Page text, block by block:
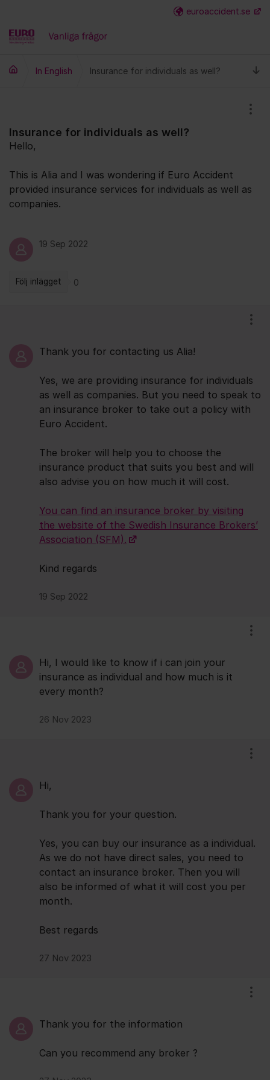
euroaccident.se
In English Insurance for individuals as well?
Insurance for individuals as well?
Hello,
This is Alia and I was wondering if Euro Accident
provided insurance services for individuals as well as
companies.
19 Sep 2022
Följ inlägget 0
Thank you for contacting us Alia!
Yes, we are providing insurance for individuals
as well as companies. But you need to speak to
an insurance broker to take out a policy with
Euro Accident.
The broker will help you to choose the
insurance product that suits you best and will
also advise you on how much it will cost.
You can find an insurance broker by visiting
the website of the Swedish Insurance Brokers’
Association (SFM).
Kind regards
19 Sep 2022
Hi, I would like to know if i can join your
insurance as individual and how much is it
every month?
26 Nov 2023
Hi,
Thank you for your question.
Yes, you can buy our insurance as a individual.
As we do not have direct sales, you need to
contact an insurance broker. Then you will
also be informed of what it will cost you per
month.
Best regards
27 Nov 2023
Thank you for the information
Can you recommend any broker ?